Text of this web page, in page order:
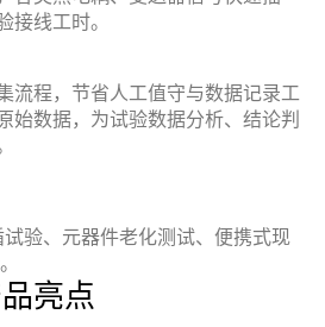
接线工时。
流程，节省人工值守与数据记录工
始数据，为试验数据分析、结论判
验、元器件老化测试、便携式现
亮点